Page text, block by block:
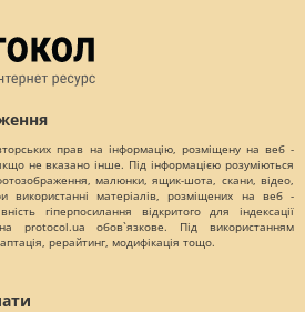
прав на інформацію, розміщену на веб -
не вказано інше. Під інформацією розуміються
малюнки, ящик-шота, скани, відео,
використанні матеріалів, розміщених на веб -
гіперпосилання відкритого для індексації
protocol.ua обов`язкове. Під використанням
рерайтинг, модифікація тощо.